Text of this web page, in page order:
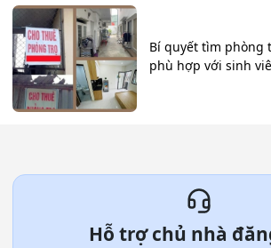
Bí quyết tìm phòng
phù hợp với sinh
Hỗ trợ chủ nhà